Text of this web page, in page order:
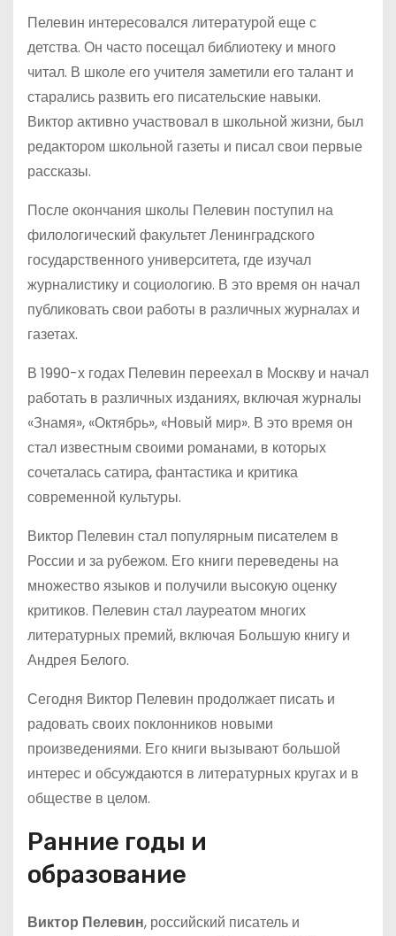
Пелевин интересовался литературой еще с
детства. Он часто посещал библиотеку и много
читал. В школе его учителя заметили его талант и
старались развить его писательские навыки.
Виктор активно участвовал в школьной жизни, был
редактором школьной газеты и писал свои первые
рассказы.
После окончания школы Пелевин поступил на
филологический факультет Ленинградского
государственного университета, где изучал
журналистику и социологию. В это время он начал
публиковать свои работы в различных журналах и
газетах.
В 1990-х годах Пелевин переехал в Москву и начал
работать в различных изданиях, включая журналы
«Знамя», «Октябрь», «Новый мир». В это время он
стал известным своими романами, в которых
сочеталась сатира, фантастика и критика
современной культуры.
Виктор Пелевин стал популярным писателем в
России и за рубежом. Его книги переведены на
множество языков и получили высокую оценку
критиков. Пелевин стал лауреатом многих
литературных премий, включая Большую книгу и
Андрея Белого.
Сегодня Виктор Пелевин продолжает писать и
радовать своих поклонников новыми
произведениями. Его книги вызывают большой
интерес и обсуждаются в литературных кругах и в
обществе в целом.
Ранние годы и
образование
Виктор Пелевин, российский писатель и